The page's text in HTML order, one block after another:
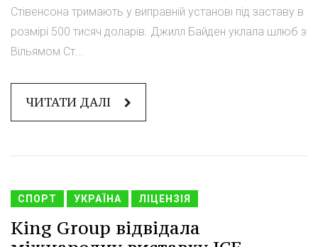
Стівенсона тримають у виправній установі під заставу в
розмірі 500 тисяч доларів. Джилл Байден уклала шлюб з
Вільямом Ст...
ЧИТАТИ ДАЛІ
СПОРТ УКРАЇНА ЛІЦЕНЗІЯ
King Group відвідала